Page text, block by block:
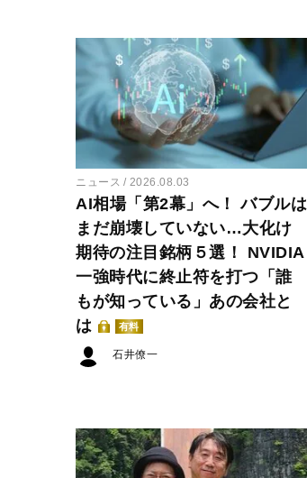
ニュース 2026.08.03
AI相場「第2幕」へ！ バブルは
まだ崩壊していない…大化け
期待の注目銘柄５選！ NVIDIA
一強時代に終止符を打つ「誰
もが知っている」あの会社と
は
有料
石井僚一